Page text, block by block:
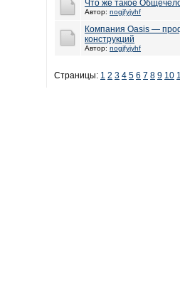
Что же такое
Автор: nogjfyjyhf
Компания Oasis —
конструкций
Автор: nogjfyjyhf
Страницы: 1 2 3 4 5 6 7 8 9 10